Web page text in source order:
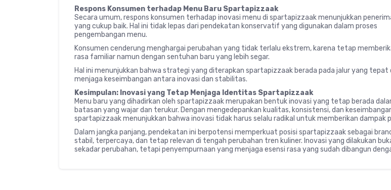
Respons Konsumen terhadap Menu Baru Spartapizzaak
Secara umum, respons konsumen terhadap inovasi menu di spartapizzaak menunjukkan
yang cukup baik. Hal ini tidak lepas dari pendekatan konservatif yang digunakan dalam proses
pengembangan menu.
Konsumen cenderung menghargai perubahan yang tidak terlalu ekstrem, karena tetap
rasa familiar namun dengan sentuhan baru yang lebih segar.
Hal ini menunjukkan bahwa strategi yang diterapkan spartapizzaak berada pada jalur yang tepat
menjaga keseimbangan antara inovasi dan stabilitas.
Kesimpulan: Inovasi yang Tetap Menjaga Identitas Spartapizzaak
Menu baru yang dihadirkan oleh spartapizzaak merupakan bentuk inovasi yang tetap berada
batasan yang wajar dan terukur. Dengan mengedepankan kualitas, konsistensi, dan
spartapizzaak menunjukkan bahwa inovasi tidak harus selalu radikal untuk memberikan dampak
Dalam jangka panjang, pendekatan ini berpotensi memperkuat posisi spartapizzaak sebagai
stabil, terpercaya, dan tetap relevan di tengah perubahan tren kuliner. Inovasi yang dilakukan
sekadar perubahan, tetapi penyempurnaan yang menjaga esensi rasa yang sudah dibangun